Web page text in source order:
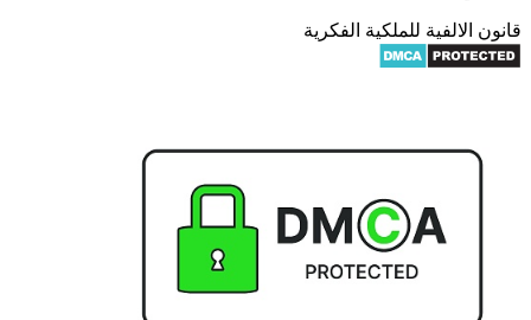
قانون الالفية للملكية الفكرية